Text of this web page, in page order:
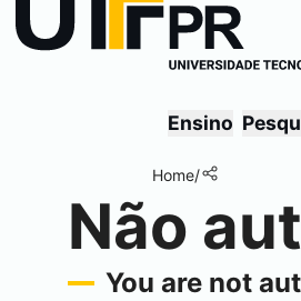
Ensino
Home/
Não
You are not